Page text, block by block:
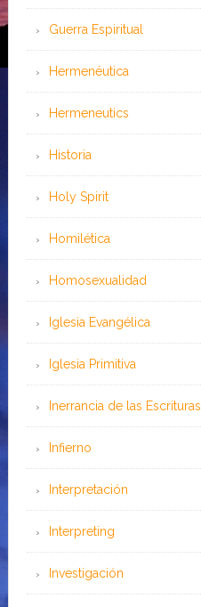
Guerra Espiritual
Hermenéutica
Hermeneutics
Historia
Holy Spirit
Homilética
Homosexualidad
Iglesia Evangélica
Iglesia Primitiva
Inerrancia de las Escrituras
Infierno
Interpretación
Interpreting
Investigación